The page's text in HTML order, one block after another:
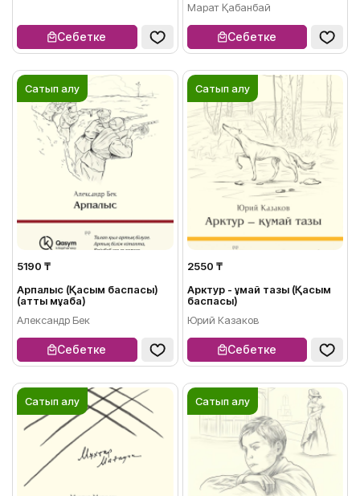
Себетке
Марат Қабанбай
Себетке
Сатып алу
5190 ₸
Арпалыс (Қасым баспасы)
(қатты мұқаба)
Александр Бек
Себетке
Сатып алу
2550 ₸
Арктур - құмай тазы (Қасым
баспасы)
Юрий Казаков
Себетке
Сатып алу Сатып алу